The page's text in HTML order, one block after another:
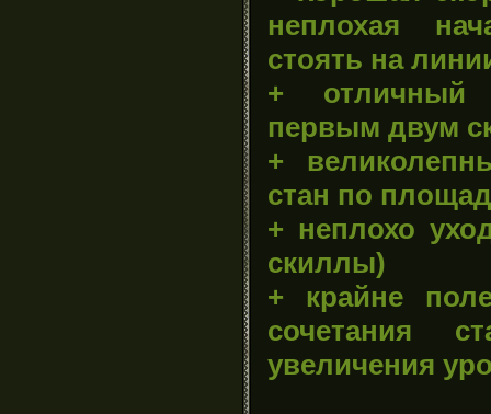
неплохая
стоять на
+ отличный
первым двум
+
стан по
+ неплохо
скиллы)
+ крайне
сочетания
увеличения